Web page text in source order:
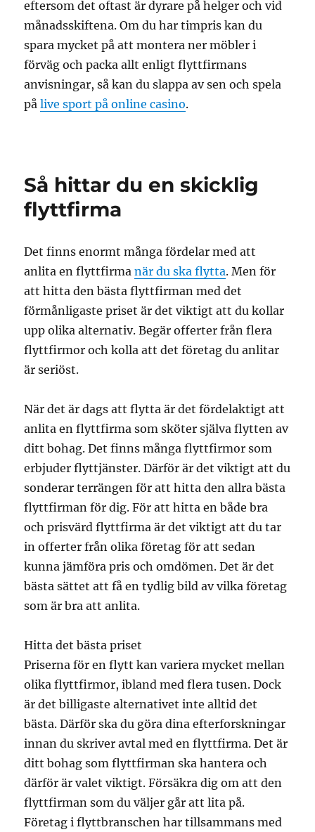
eftersom det oftast är dyrare på helger och vid
månadsskiftena. Om du har timpris kan du
spara mycket på att montera ner möbler i
förväg och packa allt enligt flyttfirmans
anvisningar, så kan du slappa av sen och spela
pålive sport på online casino.
Så hittar du en skicklig
flyttfirma
Det finns enormt många fördelar med att
anlita en flyttfirmanär du ska flytta. Men för
att hitta den bästa flyttfirman med det
förmånligaste priset är det viktigt att du kollar
upp olika alternativ. Begär offerter från flera
flyttfirmor och kolla att det företag du anlitar
är seriöst.
När det är dags att flytta är det fördelaktigt att
anlita en flyttfirma som sköter själva flytten av
ditt bohag. Det finns många flyttfirmor som
erbjuder flyttjänster. Därför är det viktigt att du
sonderar terrängen för att hitta den allra bästa
flyttfirman för dig. För att hitta en både bra
och prisvärd flyttfirma är det viktigt att du tar
in offerter från olika företag för att sedan
kunna jämföra pris och omdömen. Det är det
bästa sättet att få en tydlig bild av vilka företag
som är bra att anlita.
Hitta det bästa priset
Priserna för en flytt kan variera mycket mellan
olika flyttfirmor, ibland med flera tusen. Dock
är det billigaste alternativet inte alltid det
bästa. Därför ska du göra dina efterforskningar
innan du skriver avtal med en flyttfirma. Det är
ditt bohag som flyttfirman ska hantera och
därför är valet viktigt. Försäkra dig om att den
flyttfirman som du väljer går att lita på.
Företag i flyttbranschen har tillsammans med